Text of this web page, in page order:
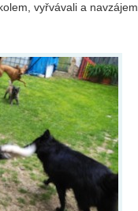
vyřvávali a navzájem